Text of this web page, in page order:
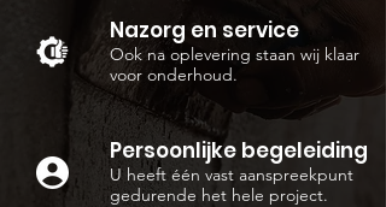
Nazorg en service
Ook na oplevering staan wij klaar
voor onderhoud.
Persoonlijke begeleiding
U heeft één vast aanspreekpunt
gedurende het hele project.